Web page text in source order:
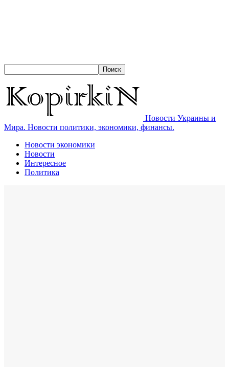
Новости Украины и
Мира. Новости политики, экономики, финансы.
Новости экономики
Новости
Интересное
Политика